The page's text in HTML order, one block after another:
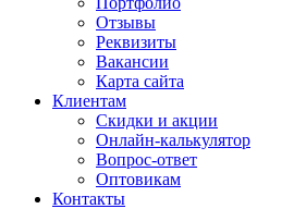
Отзывы
Реквизиты
Вакансии
Карта сайта
Клиентам
Скидки и акции
Онлайн-калькулятор
Вопрос-ответ
Оптовикам
Контакты